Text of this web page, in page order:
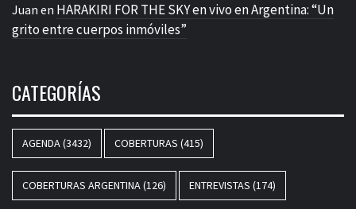
Juan en HARAKIRI FOR THE SKY en vivo en Argentina: “Un
grito entre cuerpos inmóviles”
CATEGORÍAS
AGENDA(3432) COBERTURAS (415)
COBERTURAS ARGENTINA(126) ENTREVISTAS (174)